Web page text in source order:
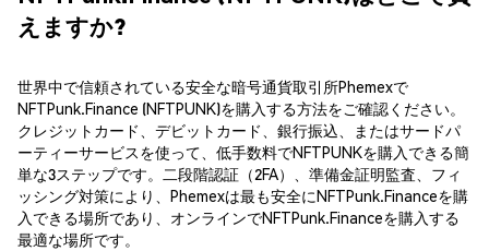
えますか?
世界中で信頼されている安全な暗号通貨取引所Phemexで
NFTPunk.Finance (NFTPUNK)を購入する方法をご確認ください。
クレジットカード、デビットカード、銀行振込、またはサードパ
ーティーサービスを使って、低手数料でNFTPUNKを購入できる簡
単な3ステップです。二段階認証（2FA）、準備金証明監査、フィ
ッシング対策により、Phemexは最も安全にNFTPunk.Financeを購
入できる場所であり、オンラインでNFTPunk.Financeを購入する
最適な場所です。